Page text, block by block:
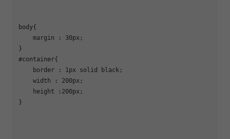
body{
    margin : 30px;
}
#container{
    border : 1px solid black;
    width : 200px;
    height :200px;
}